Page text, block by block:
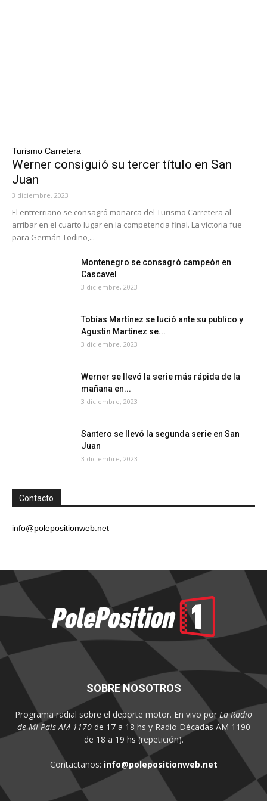
Turismo Carretera
Werner consiguió su tercer título en San
Juan
3 diciembre, 2023
El entrerriano se consagró monarca del Turismo Carretera al
arribar en el cuarto lugar en la competencia final. La victoria fue
para Germán Todino,...
Montenegro se consagró campeón en
Cascavel
3 diciembre, 2023
Tobías Martínez se lució ante su publico y
Agustín Martínez se...
3 diciembre, 2023
Werner se llevó la serie más rápida de la
mañana en...
3 diciembre, 2023
Santero se llevó la segunda serie en San
Juan
3 diciembre, 2023
Contacto
info@polepositionweb.net
SOBRE NOSOTROS
Programa radial sobre el deporte motor. En vivo por La Radio
de Mi País AM 1170de 17 a 18 hs y Radio Décadas AM 1190
de 18 a 19 hs (repetición).
Contactanos: info@polepositionweb.net